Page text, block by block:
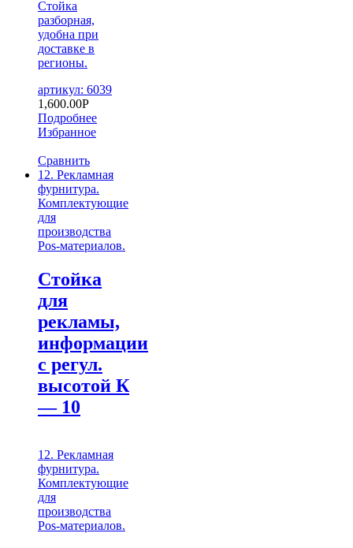
Стойка
разборная,
удобна при
доставке в
регионы.
артикул: 6039
1,600.00Р
Подробнее
Избранное
Сравнить
12. Рекламная
фурнитура.
Комплектующие
для
производства
Pos-материалов.
Стойка
для
рекламы,
информации
с регул.
высотой К
— 10
12. Рекламная
фурнитура.
Комплектующие
для
производства
Pos-материалов.